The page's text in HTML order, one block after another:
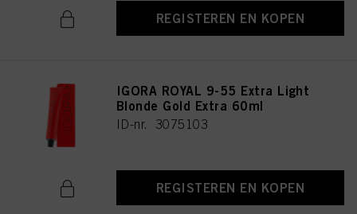
REGISTEREN EN KOPEN
IGORA ROYAL 9-55 Extra Light
Blonde Gold Extra 60ml
ID-nr. 3075103
REGISTEREN EN KOPEN